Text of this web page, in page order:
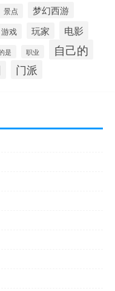
景点 梦幻西游
游戏 玩家 电影
是 职业 自己的
门派